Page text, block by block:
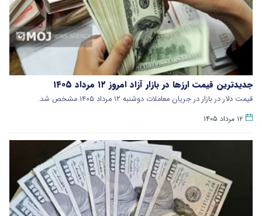
جدیدترین قیمت ارزها در بازار آزاد امروز ۱۲ مرداد ۱۴۰۵
قیمت دلار در بازار در جریان معاملات دوشنبه ۱۲ مرداد ۱۴۰۵ مشخص شد.
۱۲ مرداد ۱۴۰۵